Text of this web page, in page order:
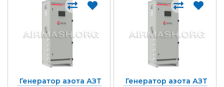
Генератор азота АЗТ
Генератор азота АЗТ